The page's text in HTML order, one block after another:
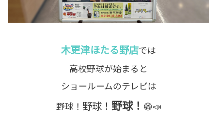
木更津ほたる野店では
高校野球が始まると
ショールームのテレビは
野球！ 野球！ 野球！ 😁📣